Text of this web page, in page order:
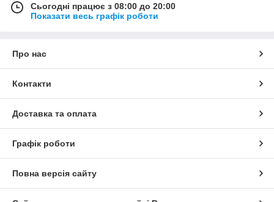
Сьогодні працює з 08:00 до 20:00
Показати весь графік роботи
Про нас
Контакти
Доставка та оплата
Графік роботи
Повна версія сайту